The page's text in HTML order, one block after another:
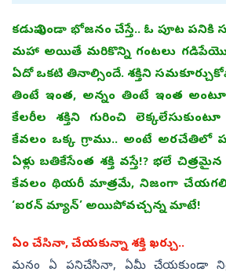
కడుపు నిండా భోజనం చేస్తే.. ఓ పూట పనికి
మహా అయితే మరికొన్ని గంటలు
ఏదో ఒకటి తినాల్సిందే. శక్తిని
తింటే ఇంత, అన్నం తింటే ఇంత
కేలరీల శక్తిని గురించి
కేవలం ఒక్క గ్రాము.. అంటే అరచేతిలో
ఏళ్లు బతికేసేంత శక్తి వస్తే!? భలే
కేవలం థియరీ మాత్రమే, నిజంగా
‘ఐరన్‌ మ్యాన్‌’ అయిపోవచ్చన్న మాటే!
ఏం చేసినా, చేయకున్నా శక్తి ఖర్చు..
మనం ఏ పనిచేసినా, ఏమీ చేయకుండా